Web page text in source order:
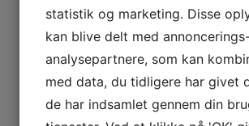
SENESTE KOMMENTARER
statistik og marketing. Disse
kan blive delt med
analysepartnere, som kan
med data, du tidligere har givet
de har indsamlet gennem din